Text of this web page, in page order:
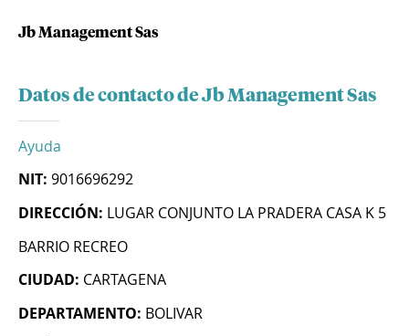
Jb Management Sas
Datos de contacto de Jb Management Sas
Ayuda
NIT: 9016696292
DIRECCIÓN: LUGAR CONJUNTO LA PRADERA CASA K 5
BARRIO RECREO
CIUDAD: CARTAGENA
DEPARTAMENTO: BOLIVAR